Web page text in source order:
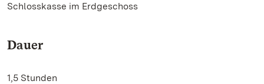
Schlosskasse im Erdgeschoss
Dauer
1,5 Stunden